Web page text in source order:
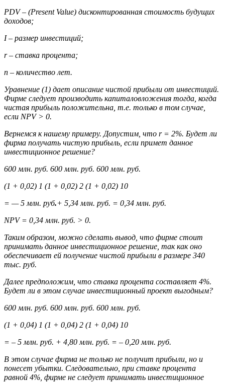
PDV – (Present Value) дисконтированная стоимость будущих
доходов;
I – размер инвестиций;
r – ставка процента;
n – количество лет.
Уравнение (1) дает описание чистой прибыли от инвестиций.
Фирме следует производить капиталовложения тогда, когда
чистая прибыль положительна, т.е. только в том случае,
если NPV > 0.
Вернемся к нашему примеру. Допустим, что r = 2%. Будет ли
фирма получать чистую прибыль, если примет данное
инвестиционное решение?
600 млн. руб. 600 млн. руб. 600 млн. руб.
(1 + 0,02) 1 (1 + 0,02) 2 (1 + 0,02) 10
= — 5 млн. руб.+ 5,34 млн. руб. = 0,34 млн. руб.
NPV = 0,34 млн. руб. > 0.
Таким образом, можно сделать вывод, что фирме стоит
принимать данное инвестиционное решение, так как оно
обеспечивает ей получение чистой прибыли в размере 340
тыс. руб.
Далее предположим, что ставка процента составляет 4%.
Будет ли в этом случае инвестиционный проект выгодным?
600 млн. руб. 600 млн. руб. 600 млн. руб.
(1 + 0,04) 1 (1 + 0,04) 2 (1 + 0,04) 10
= – 5 млн. руб. + 4,80 млн. руб. = – 0,20 млн. руб.
В этом случае фирма не только не получит прибыли, но и
понесет убытки. Следовательно, при ставке процента
равной 4%, фирме не следует принимать инвестиционное